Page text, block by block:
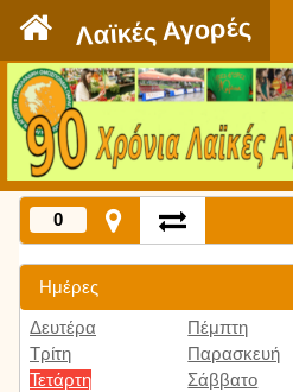
Λαϊκές Αγορές
0
Ημέρες
Δευτέρα
Τρίτη
Τετάρτη
Πέμπτη
Παρασκευή
Σάββατο